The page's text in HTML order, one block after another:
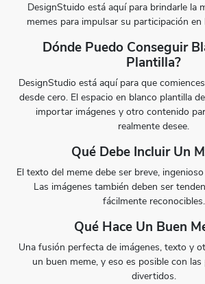
DesignStuido está aquí para brindarle la
memes para impulsar su participación en
Dónde Puedo Conseguir
Plantilla?
DesignStudio está aquí para que
desde cero. El espacio en blanco plantilla
importar imágenes y otro contenido
realmente desee.
Qué Debe Incluir Un
El texto del meme debe ser breve,
Las imágenes también deben ser
fácilmente reconocibles.
Qué Hace Un Buen
Una fusión perfecta de imágenes, texto y
un buen meme, y eso es posible con
divertidos.